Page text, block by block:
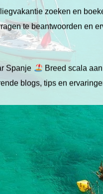
zoeken en
te beantwoorden en
Spanje
Breed scala
blogs, tips en